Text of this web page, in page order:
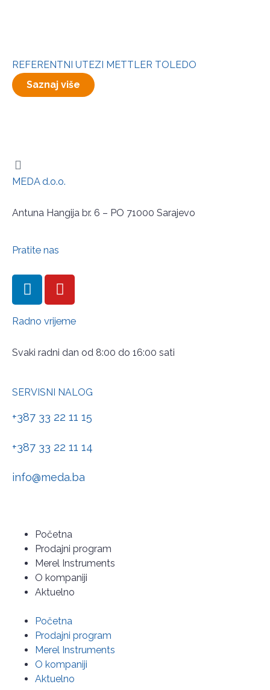
REFERENTNI UTEZI METTLER TOLEDO
Saznaj više
MEDA d.o.o.
Antuna Hangija br. 6 – PO 71000 Sarajevo
Pratite nas
Radno vrijeme
Svaki radni dan od 8:00 do 16:00 sati
SERVISNI NALOG
+387 33 22 11 15
+387 33 22 11 14
info@meda.ba
Početna
Prodajni program
Merel Instruments
O kompaniji
Aktuelno
Početna
Prodajni program
Merel Instruments
O kompaniji
Aktuelno